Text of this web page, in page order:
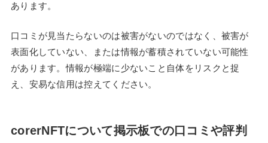
あります。
口コミが見当たらないのは被害がないのではなく、被害が
表面化していない、または情報が蓄積されていない可能性
があります。情報が極端に少ないこと自体をリスクと捉
え、安易な信用は控えてください。
corerNFTについて掲示板での口コミや評判